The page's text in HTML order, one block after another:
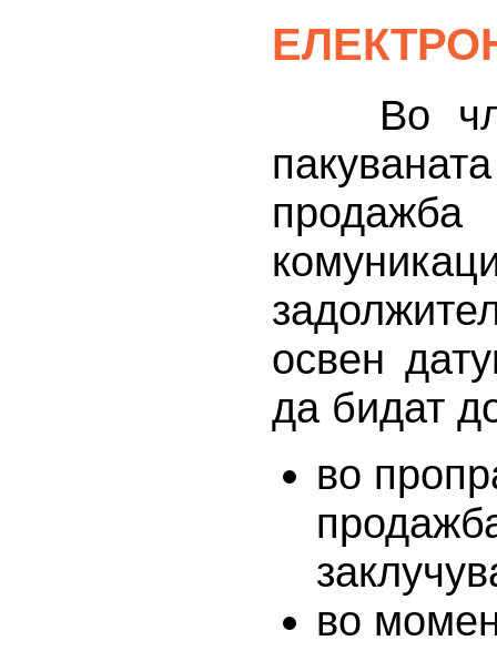
Во член
освен
да бидат
во
во